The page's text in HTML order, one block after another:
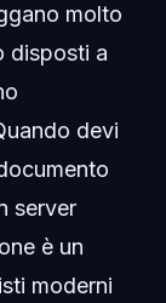
molto
disposti a
devi
server
è un
moderni